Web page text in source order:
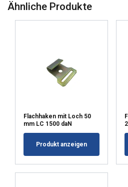
Ähnliche Produkte
Flachhaken mit Loch 50
mm LC 1500 daN
Produkt anzeigen